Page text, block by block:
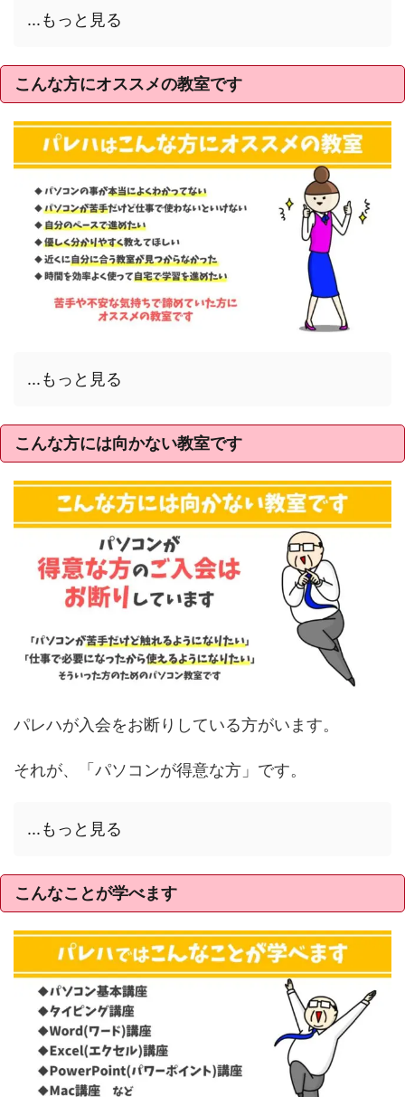
...もっと見る
こんな方にオススメの教室です
...もっと見る
こんな方には向かない教室です
パレハが入会をお断りしている方がいます。
それが、「パソコンが得意な方」です。
...もっと見る
こんなことが学べます